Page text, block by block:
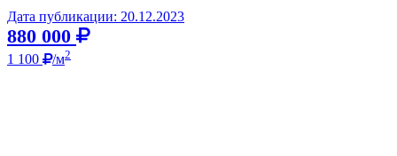
Дата публикации: 20.12.2023
880 000
1 100 /м2